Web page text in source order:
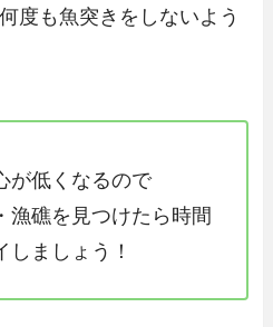
度も魚突きをしないよう
が低くなるので
漁礁を見つけたら時間
しましょう！